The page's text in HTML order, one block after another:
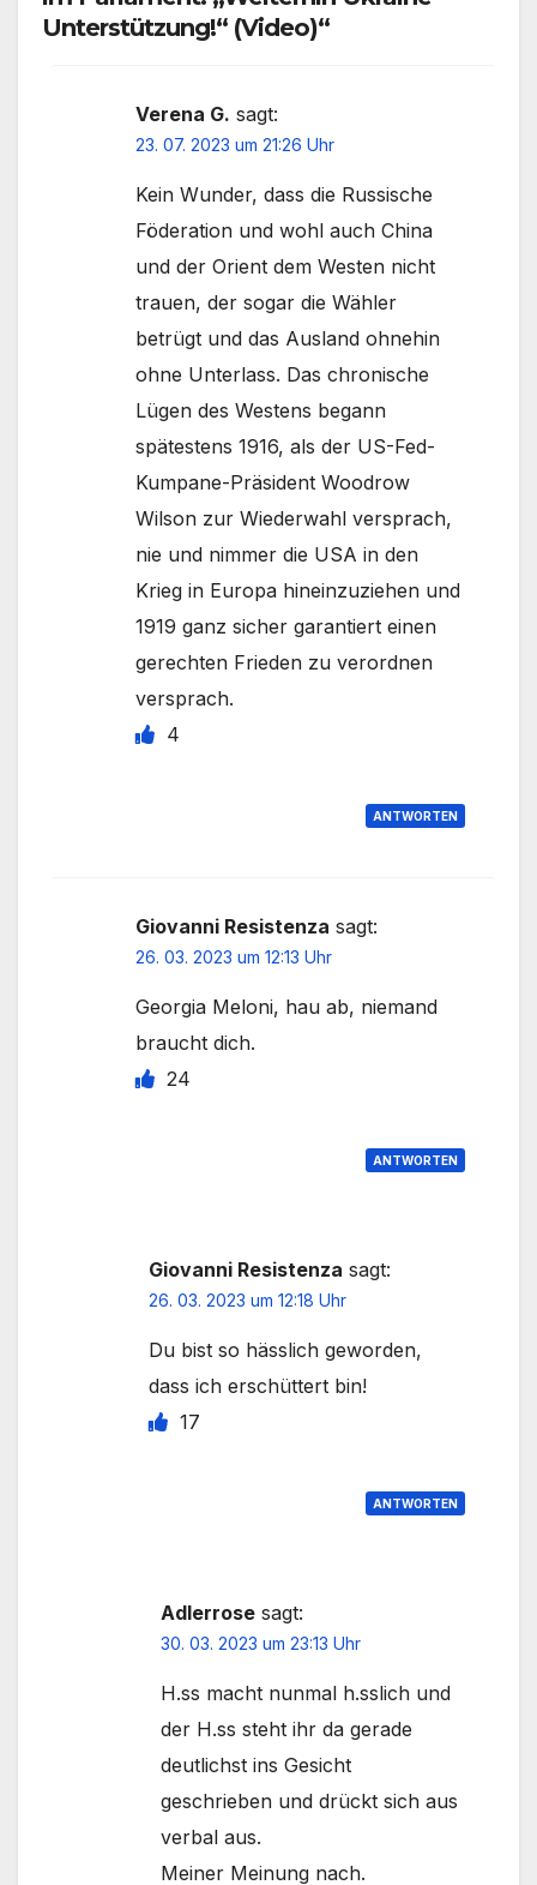
Unterstützung!“ (Video)“
Verena G. sagt:
23. 07. 2023 um 21:26 Uhr
Kein Wunder, dass die Russische
Föderation und wohl auch China
und der Orient dem Westen nicht
trauen, der sogar die Wähler
betrügt und das Ausland ohnehin
ohne Unterlass. Das chronische
Lügen des Westens begann
spätestens 1916, als der US-Fed-
Kumpane-Präsident Woodrow
Wilson zur Wiederwahl versprach,
nie und nimmer die USA in den
Krieg in Europa hineinzuziehen und
1919 ganz sicher garantiert einen
gerechten Frieden zu verordnen
versprach.
4
ANTWORTEN
Giovanni Resistenza sagt:
26. 03. 2023 um 12:13 Uhr
Georgia Meloni, hau ab, niemand
braucht dich.
24
ANTWORTEN
Giovanni Resistenza sagt:
26. 03. 2023 um 12:18 Uhr
Du bist so hässlich geworden,
dass ich erschüttert bin!
17
ANTWORTEN
Adlerrose sagt:
30. 03. 2023 um 23:13 Uhr
H.ss macht nunmal h.sslich und
der H.ss steht ihr da gerade
deutlichst ins Gesicht
geschrieben und drückt sich aus
verbal aus.
Meiner Meinung nach.